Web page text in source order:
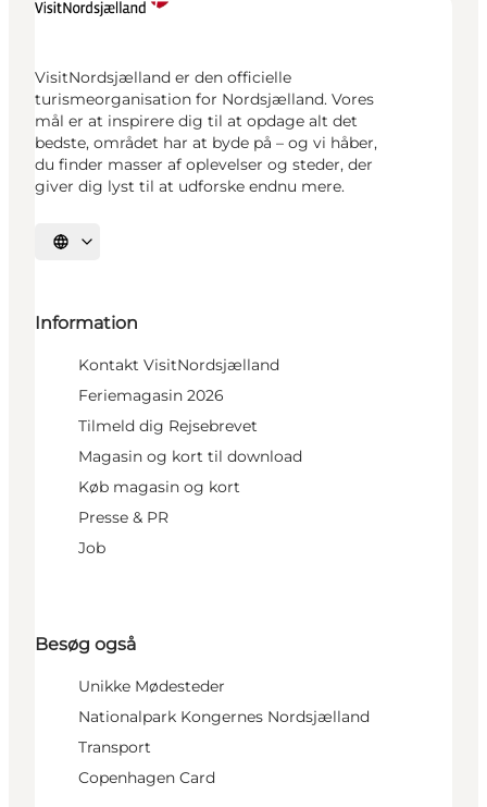
VisitNordsjælland er den officielle
turismeorganisation for Nordsjælland. Vores
mål er at inspirere dig til at opdage alt det
bedste, området har at byde på – og vi håber,
du finder masser af oplevelser og steder, der
giver dig lyst til at udforske endnu mere.
Vælg sprog
Information
Kontakt VisitNordsjælland
Feriemagasin 2026
Tilmeld dig Rejsebrevet
Magasin og kort til download
Køb magasin og kort
Presse & PR
Job
Besøg også
Unikke Mødesteder
Nationalpark Kongernes Nordsjælland
Transport
Copenhagen Card